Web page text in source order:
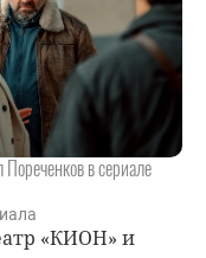
в сериале
«КИОН» и